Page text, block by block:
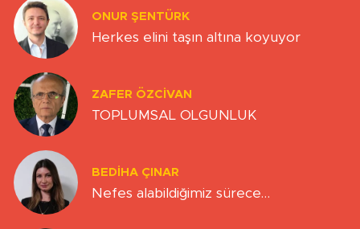
ONUR ŞENTÜRK
Herkes elini taşın altına koyuyor
ZAFER ÖZCIVAN
TOPLUMSAL OLGUNLUK
BEDIHA ÇINAR
Nefes alabildiğimiz sürece…